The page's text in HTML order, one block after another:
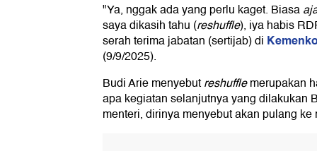
"Ya, nggak ada yang perlu kaget. Biasa
saya dikasih tahu (reshuffle), iya habis
serah terima jabatan (sertijab) di
(9/9/2025).
Budi Arie menyebutreshufflemerupakan
apa kegiatan selanjutnya yang dilakukan
menteri, dirinya menyebut akan pulang ke